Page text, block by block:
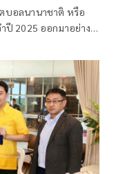
บอลนานาชาติ หรือ
ปี 2025 ออกมาอย่าง
ของ เอเชีย